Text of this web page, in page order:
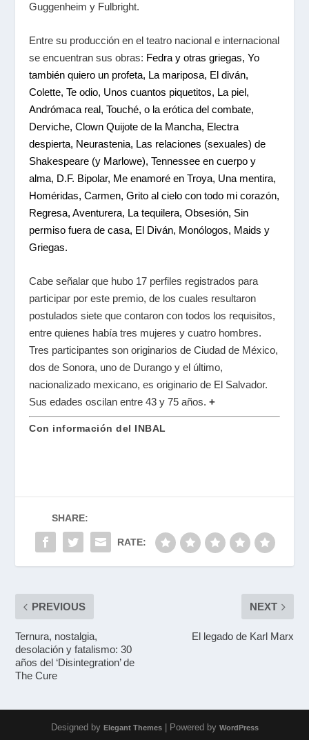
Guggenheim y Fulbright.
Entre su producción en el teatro nacional e internacional
se encuentran sus obras: Fedra y otras griegas, Yo
también quiero un profeta, La mariposa, El diván,
Colette, Te odio, Unos cuantos piquetitos, La piel,
Andrómaca real, Touché, o la erótica del combate,
Derviche, Clown Quijote de la Mancha, Electra
despierta, Neurastenia, Las relaciones (sexuales) de
Shakespeare (y Marlowe), Tennessee en cuerpo y
alma, D.F. Bipolar, Me enamoré en Troya, Una mentira,
Homéridas, Carmen, Grito al cielo con todo mi corazón,
Regresa, Aventurera, La tequilera, Obsesión, Sin
permiso fuera de casa, El Diván, Monólogos, Maids y
Griegas.
Cabe señalar que hubo 17 perfiles registrados para
participar por este premio, de los cuales resultaron
postulados siete que contaron con todos los requisitos,
entre quienes había tres mujeres y cuatro hombres.
Tres participantes son originarios de Ciudad de México,
dos de Sonora, uno de Durango y el último,
nacionalizado mexicano, es originario de El Salvador.
Sus edades oscilan entre 43 y 75 años.+
Con información del INBAL
SHARE:
RATE:
PREVIOUS
Ternura, nostalgia,
desolación y fatalismo: 30
años del ‘Disintegration’ de
The Cure
NEXT
El legado de Karl Marx
Designed by Elegant Themes| Powered by WordPress